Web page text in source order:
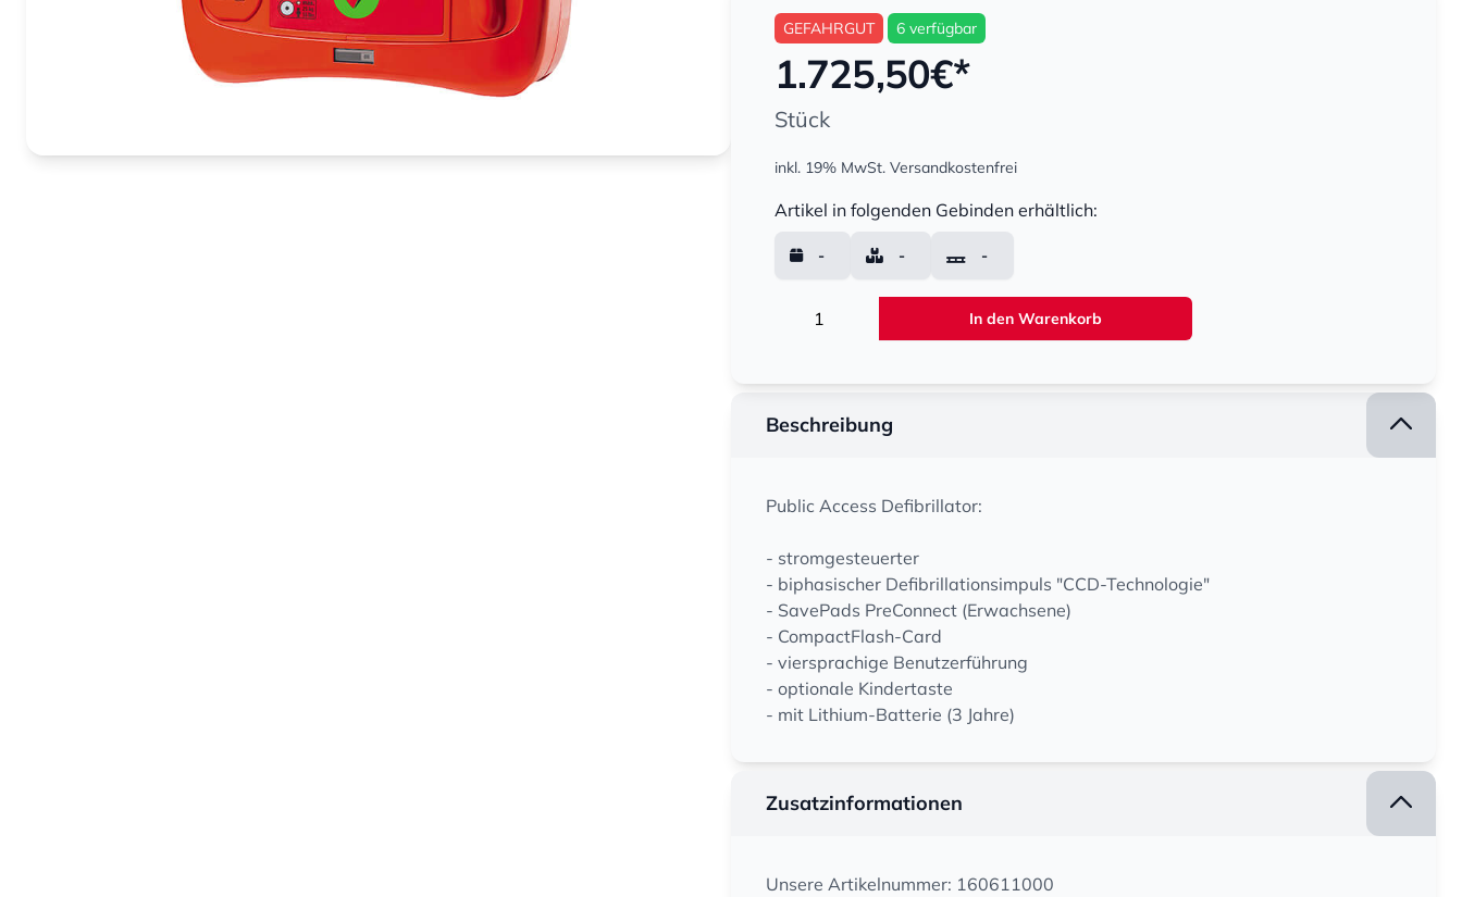
GEFAHRGUT 6 verfügbar
1.725,50€*
Stück
inkl. 19% MwSt. Versandkostenfrei
Artikel in folgenden Gebinden erhältlich:
- - -
In den Warenkorb
Beschreibung
Public Access Defibrillator:
- stromgesteuerter
- biphasischer Defibrillationsimpuls "CCD-Technologie"
- SavePads PreConnect (Erwachsene)
- CompactFlash-Card
- viersprachige Benutzerführung
- optionale Kindertaste
- mit Lithium-Batterie (3 Jahre)
Zusatzinformationen
Unsere Artikelnummer: 160611000